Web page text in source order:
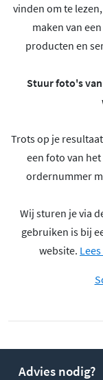
vinden om te
maken van
producten en
Stuur foto's
Trots op je
een foto van
ordernummer
Wij sturen je via
gebruiken is bij
website.
Advies nodig?